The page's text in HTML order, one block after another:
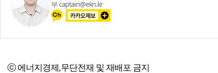
부 captain@ekn.kr
ⓒ 에너지경제,무단전재 및 재배포 금지